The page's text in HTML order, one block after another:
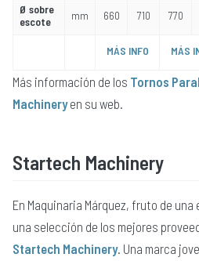
Ø sobre
escote
mm 660 710 770
MÁS INFO MÁS
Más información de los Tornos
Machineryen su web.
Startech Machinery
En Maquinaria Márquez, fruto de
una selección de los mejores
Startech Machinery. Una marca